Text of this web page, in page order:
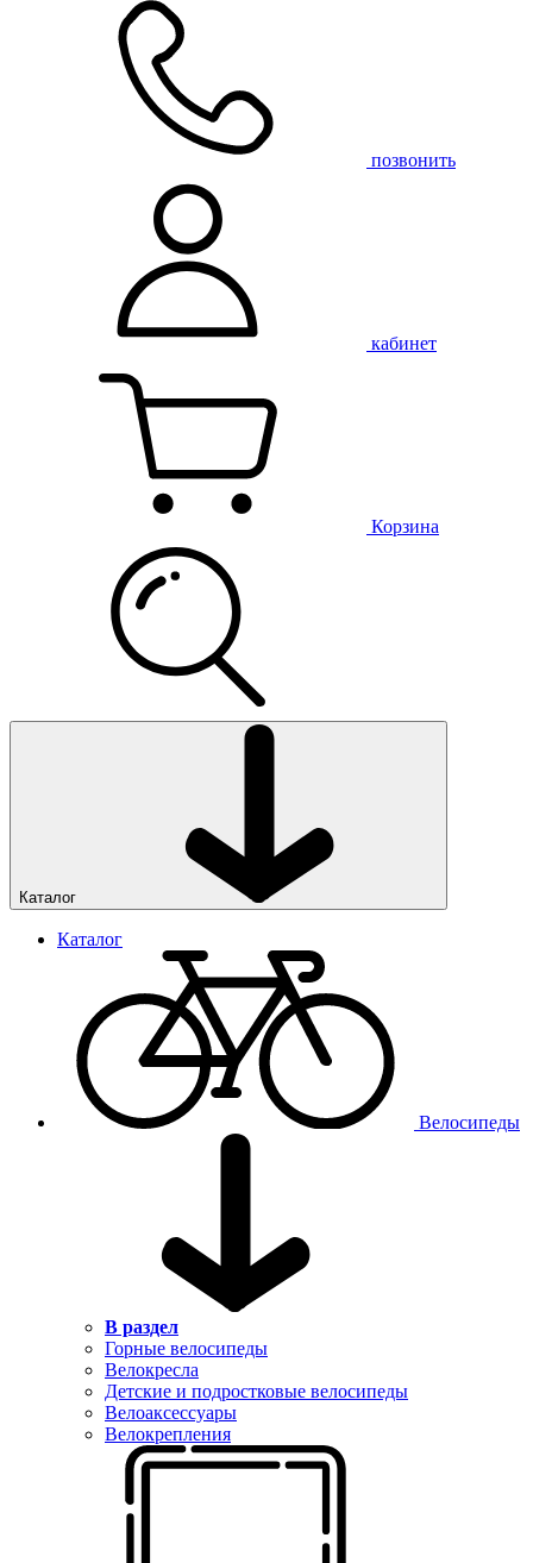
позвонить
кабинет
Корзина
Каталог
Каталог
Велосипеды
В раздел
Горные велосипеды
Велокресла
Детские и подростковые велосипеды
Велоаксессуары
Велокрепления